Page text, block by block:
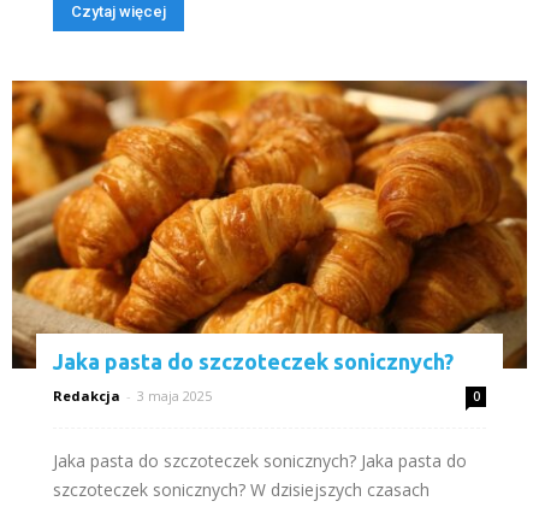
Czytaj więcej
Jaka pasta do szczoteczek sonicznych?
Redakcja - 3 maja 2025 0
Jaka pasta do szczoteczek sonicznych? Jaka pasta do
szczoteczek sonicznych? W dzisiejszych czasach